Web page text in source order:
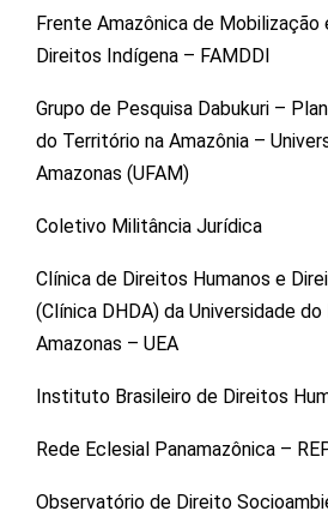
Frente Amazônica de Mobilização
Direitos Indígena – FAMDDI
Grupo de Pesquisa Dabukuri –
do Território na Amazônia –
Amazonas (UFAM)
Coletivo Militância Jurídica
Clínica de Direitos Humanos e
(Clínica DHDA) da Universidade
Amazonas – UEA
Instituto Brasileiro de Direitos
Rede Eclesial Panamazônica –
Observatório de Direito